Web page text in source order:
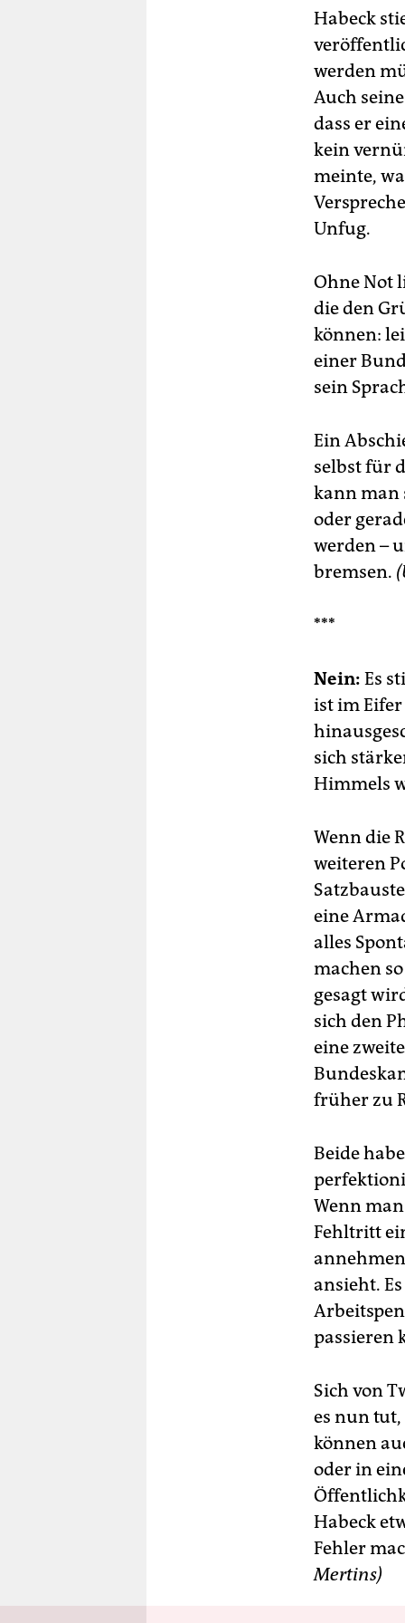
Habeck
werden
Auch seine
dass er
kein
meinte,
Unfug.
Ohne Not
die den
können:
einer
sein
Ein
selbst für
kann man
oder
werden –
bremsen.
***
Nein: Es
ist im
sich
Himmels
Wenn die
weiteren
eine
alles
machen
gesagt
sich den
eine
früher zu
Beide
Wenn
Fehltritt
ansieht.
passieren
Sich von
es nun
können
oder in
Habeck
Fehler
Mertins)